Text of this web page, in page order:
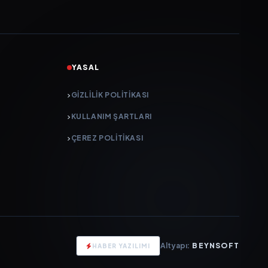
YASAL
GIZLILIK POLITIKASI
KULLANIM ŞARTLARI
ÇEREZ POLITIKASI
HABER YAZILIMI Altyapı: BEYNSOFT